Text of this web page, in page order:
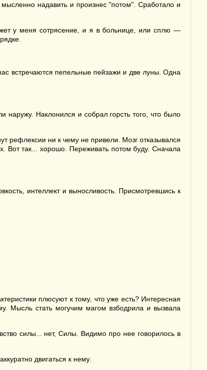
надавить и произнес "потом". Сработало и
у меня сотрясение, и я в больнице, или сплю —
встречаются пепельные пейзажи и две луны. Одна
наружу. Наклонился и собрал горсть того, что было
рефлексии ни к чему не привели. Мозг отказывался
Вот так... хорошо. Переживать потом буду. Сначала
интеллект и выносливость. Присмотревшись к
плюсуют к тому, что уже есть? Интересная
Мысль стать могучим магом взбодрила и вызвала
силы... нет, Силы. Видимо про нее говорилось в
двигаться к нему.